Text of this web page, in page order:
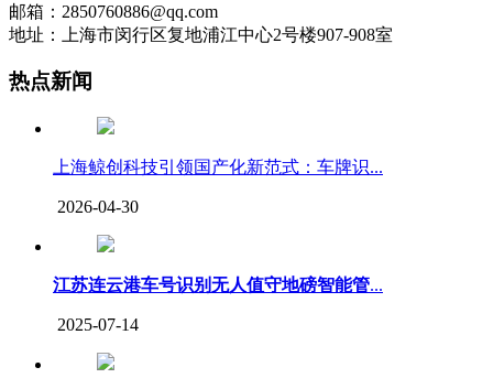
邮箱：2850760886@qq.com
地址：上海市闵行区复地浦江中心2号楼907-908室
热点新闻
上海鲸创科技引领国产化新范式：车牌识...
2026-04-30
江苏连云港车号识别无人值守地磅智能管...
2025-07-14